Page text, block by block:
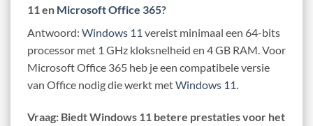
11 en Microsoft Office 365?
Antwoord: Windows 11 vereist minimaal een 64-bits
processor met 1 GHz kloksnelheid en 4 GB RAM. Voor
Microsoft Office 365 heb je een compatibele versie
van Office nodig die werkt metWindows 11.
Vraag: Biedt Windows 11 betere prestaties voor het